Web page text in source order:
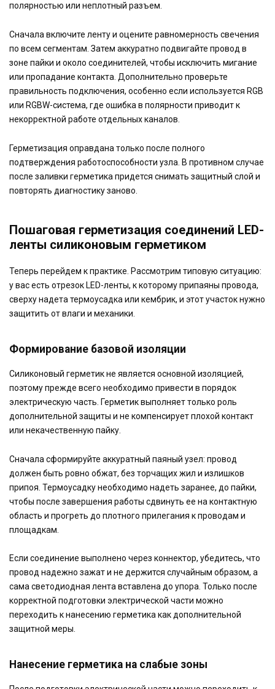
полярностью или неплотный разъем.
Сначала включите ленту и оцените равномерность свечения
по всем сегментам. Затем аккуратно подвигайте провод в
зоне пайки и около соединителей, чтобы исключить мигание
или пропадание контакта. Дополнительно проверьте
правильность подключения, особенно если используется RGB
или RGBW-система, где ошибка в полярности приводит к
некорректной работе отдельных каналов.
Герметизация оправдана только после полного
подтверждения работоспособности узла. В противном случае
после заливки герметика придется снимать защитный слой и
повторять диагностику заново.
Пошаговая герметизация соединений LED-
ленты силиконовым герметиком
Теперь перейдем к практике. Рассмотрим типовую ситуацию:
у вас есть отрезок LED-ленты, к которому припаяны провода,
сверху надета термоусадка или кембрик, и этот участок нужно
защитить от влаги и механики.
Формирование базовой изоляции
Силиконовый герметик не является основной изоляцией,
поэтому прежде всего необходимо привести в порядок
электрическую часть. Герметик выполняет только роль
дополнительной защиты и не компенсирует плохой контакт
или некачественную пайку.
Сначала сформируйте аккуратный паяный узел: провод
должен быть ровно обжат, без торчащих жил и излишков
припоя. Термоусадку необходимо надеть заранее, до пайки,
чтобы после завершения работы сдвинуть ее на контактную
область и прогреть до плотного прилегания к проводам и
площадкам.
Если соединение выполнено через коннектор, убедитесь, что
провод надежно зажат и не держится случайным образом, а
сама светодиодная лента вставлена до упора. Только после
корректной подготовки электрической части можно
переходить к нанесению герметика как дополнительной
защитной меры.
Нанесение герметика на слабые зоны